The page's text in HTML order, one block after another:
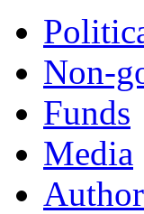
Non-
Funds
Мedia